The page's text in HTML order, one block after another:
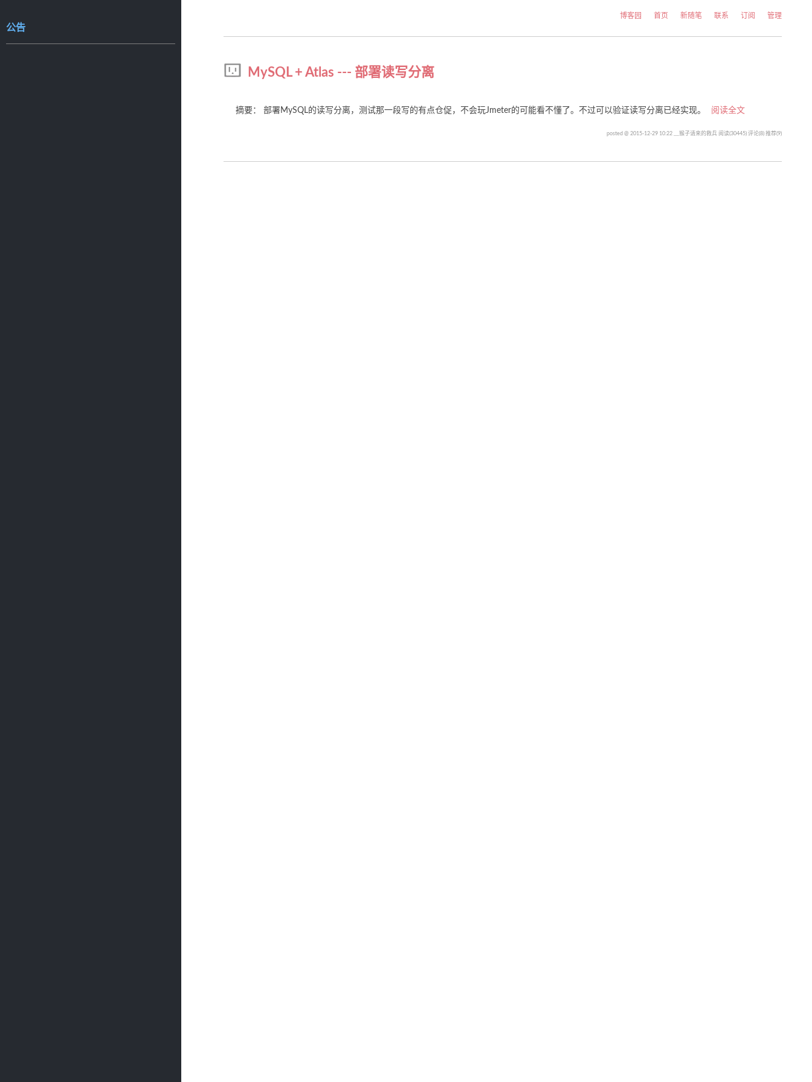
博客园 首页 新随笔 联系 订阅 管理
MySQL + Atlas --- 部署读写分离
摘要： 部署MySQL的读写分离，测试那一段写的有点仓促，不会玩Jmeter的可能看不懂了。不过可以验证读写分离已经实现。 阅读全文
posted @ 2015-12-29 10:22 ﹏猴子请来的救兵 阅读(30445) 评论(8) 推荐(9)
公告